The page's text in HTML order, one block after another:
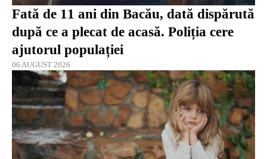
Fată de 11 ani din Bacău, dată dispărută
după ce a plecat de acasă. Poliția cere
ajutorul populației
06 AUGUST 2026